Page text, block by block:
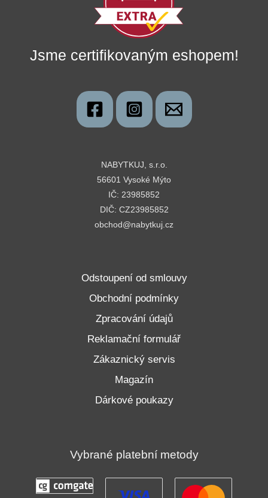
Jsme certifikovaným eshopem!
NABYTKUJ, s.r.o.
56601 Vysoké Mýto
IČ: 23985852
DIČ: CZ23985852
obchod@nabytkuj.cz
Odstoupení od smlouvy
Obchodní podmínky
Zpracování údajů
Reklamační formulář
Zákaznický servis
Magazín
Dárkové poukazy
Vybrané platební metody